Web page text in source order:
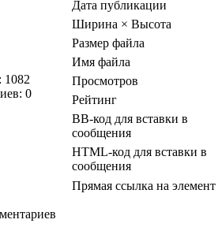
1082
0
Дата публикации
Ширина × Высота
Размер файла
Имя файла
Просмотров
Рейтинг
BB-код для вставки в
сообщения
HTML-код для вставки в
сообщения
Прямая ссылка на элемент